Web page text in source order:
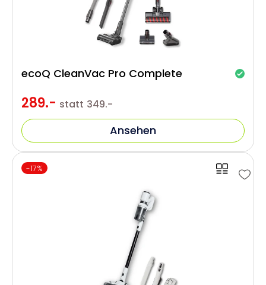
289.- statt 349.-
ecoQ CleanVac Pro Complete
Ansehen
-17%